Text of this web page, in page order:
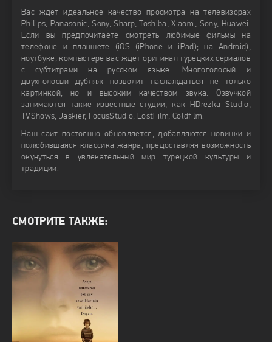
Вас ждет идеальное качество просмотра на телевизорах
Philips, Panasonic, Sony, Sharp, Toshiba, Xiaomi, Sony, Huawei.
Если вы предпочитаете смотреть любимые фильмы на
телефоне и планшете (iOS (iPhone и iPad); на Android),
ноутбуке, компьютере вас ждет оригинал турецких сериалов
с субтитрами на русском языке. Многоголосый и
двухголосый дубляж позволит наслаждаться не только
картинкой, но и высоким качеством звука. Озвучкой
занимаются такие известные студии, как HDrezka Studio,
TVShows, Jaskier, FocusStudio, LostFilm, Coldfilm.
Наш сайт постоянно обновляется, добавляются новинки и
полюбившаяся классика жанра, предоставляя возможность
окунуться в увлекательный мир турецкой культуры и
традиций.
СМОТРИТЕ ТАКЖЕ: